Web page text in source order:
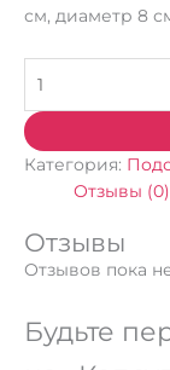
см, диаметр 8
Категория:
Отзывы (0)
Отзывы
Отзывов пока
Будьте